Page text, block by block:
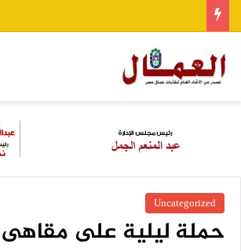
Uncategorized
حملة ليلية على